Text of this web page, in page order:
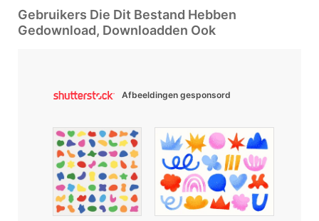
Gebruikers Die Dit Bestand Hebben
Gedownload, Downloadden Ook
Afbeeldingen gesponsord